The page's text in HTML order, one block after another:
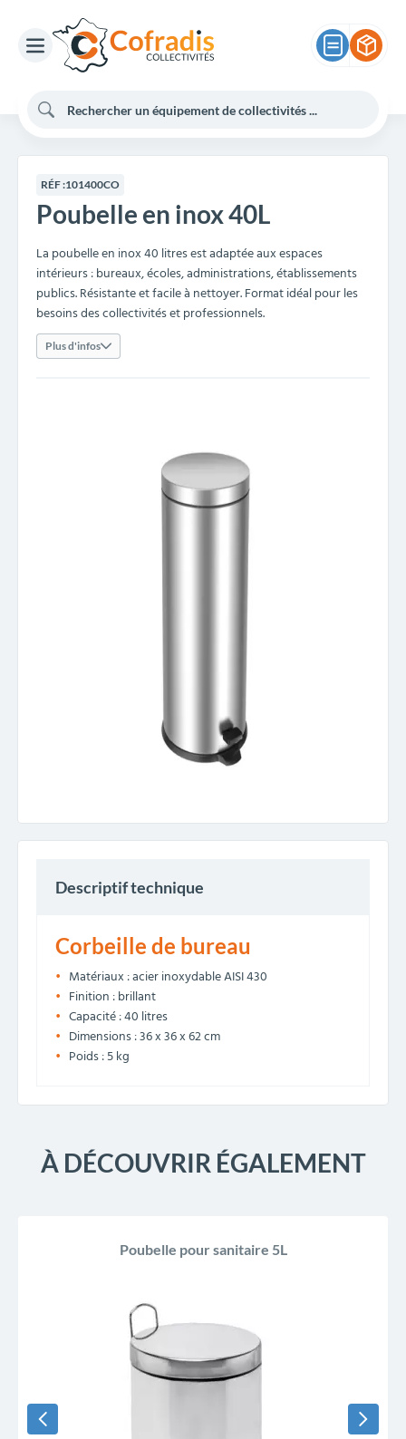
RÉF :101400CO
Poubelle en inox 40L
La poubelle en inox 40 litres est adaptée aux espaces
intérieurs : bureaux, écoles, administrations, établissements
publics. Résistante et facile à nettoyer. Format idéal pour les
besoins des collectivités et professionnels.
Plus d'infos
Descriptif technique
Corbeille de bureau
Matériaux : acier inoxydable AISI 430
Finition : brillant
Capacité : 40 litres
Dimensions : 36 x 36 x 62 cm
Poids : 5 kg
À DÉCOUVRIR ÉGALEMENT
Poubelle pour sanitaire 5L